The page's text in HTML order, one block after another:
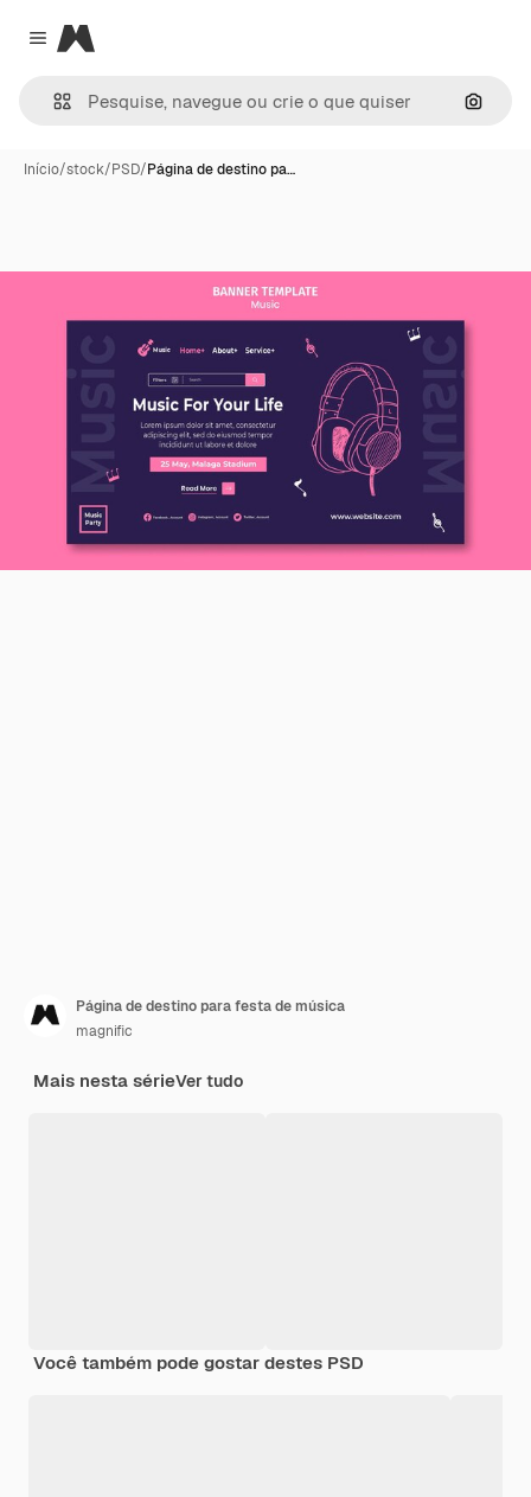
Close menu
Magnific
Início/stock/PSD/Página de destino pa…
Página de destino para festa de música
magnific
Mais nesta sérieVer tudo
Você também pode gostar destes PSD